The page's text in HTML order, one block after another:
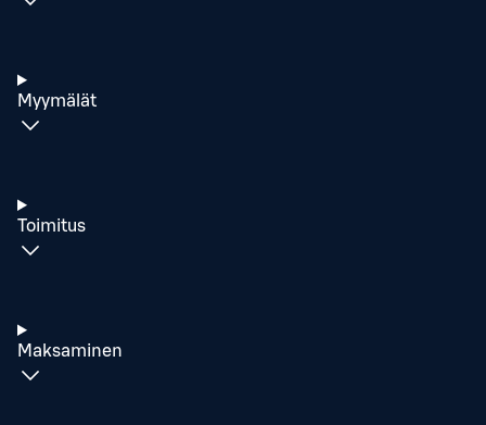
Myymälät
Toimitus
Maksaminen